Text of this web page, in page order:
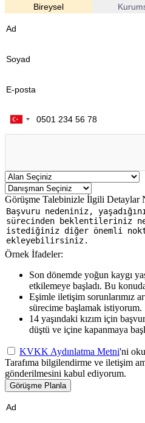
Bireysel
Görüşme Talebinizle İlgili Detaylar
Örnek İfadeler:
Son dönemde yoğun kaygı
etkilemeye başladı. Bu
Eşimle iletişim sorunlarımız
sürecime başlamak istiyorum.
14 yaşındaki kızım için
düştü ve içine kapanmaya
KVKK Aydınlatma Metni'ni
Tarafıma bilgilendirme ve iletişim
gönderilmesini kabul ediyorum.
Görüşme Planla